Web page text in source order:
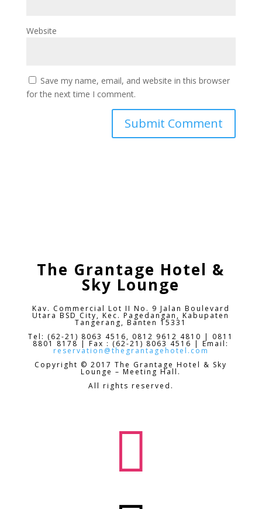
Website
Save my name, email, and website in this browser
for the next time I comment.
The Grantage Hotel &
Sky Lounge
Kav. Commercial Lot II No. 9 Jalan Boulevard
Utara BSD City,Kec. Pagedangan, Kabupaten
Tangerang, Banten 15331
Tel: (62-21) 8063 4516, 0812 9612 4810 | 0811
8801 8178 | Fax : (62-21) 8063 4516 | Email:
reservation@thegrantagehotel.com
Copyright © 2017 The Grantage Hotel & Sky
Lounge – Meeting Hall.
All rights reserved.
